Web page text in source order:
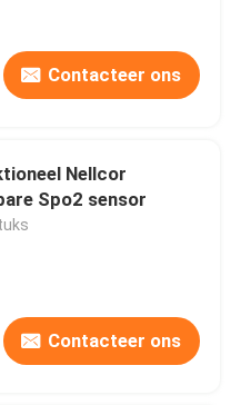
Contacteer ons
Nellcor
Spo2 sensor
Contacteer ons